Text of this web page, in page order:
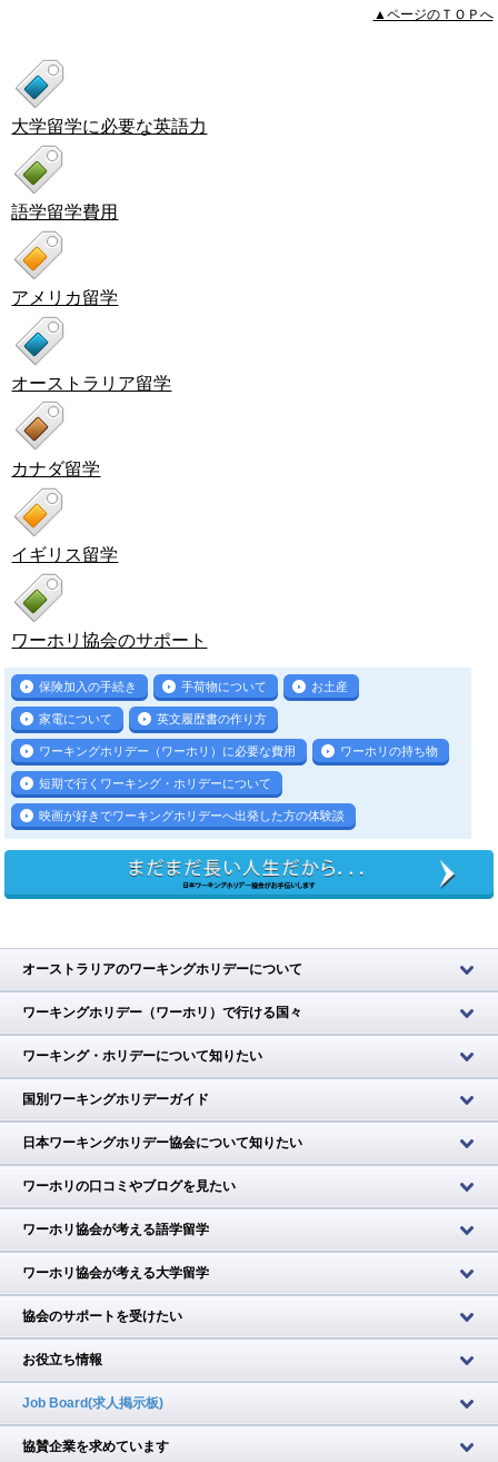
▲ページのＴＯＰへ
大学留学に必要な英語力
語学留学費用
アメリカ留学
オーストラリア留学
カナダ留学
イギリス留学
ワーホリ協会のサポート
保険加入の手続き 手荷物について お土産
家電について 英文履歴書の作り方
ワーキングホリデー（ワーホリ）に必要な費用 ワーホリの持ち物
短期で行くワーキング・ホリデーについて
映画が好きでワーキングホリデーへ出発した方の体験談
オーストラリアのワーキングホリデーについて
ワーキングホリデー（ワーホリ）で行ける国々
ワーキング・ホリデーについて知りたい
国別ワーキングホリデーガイド
日本ワーキングホリデー協会について知りたい
ワーホリの口コミやブログを見たい
ワーホリ協会が考える語学留学
ワーホリ協会が考える大学留学
協会のサポートを受けたい
お役立ち情報
Job Board(求人掲示板)
協賛企業を求めています